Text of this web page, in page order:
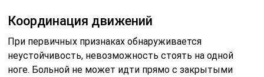
Координация движений
При первичных признаках обнаруживается
неустойчивость, невозможность стоять на одной
ноге. Больной не может идти прямо с закрытыми